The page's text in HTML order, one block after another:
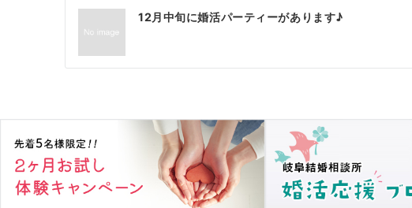
投
ナ
ゲ
ー
シ
ョ
12月中旬に婚活パーティーがあります♪